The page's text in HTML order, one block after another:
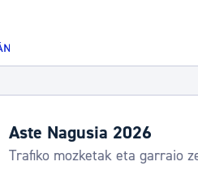
gai pertsonalak
Aste Nagusia 2026
Trafiko mozketak eta garraio